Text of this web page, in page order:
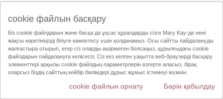
cookie файлын басқару
Біз cookie файлдарын және басқа да ұқсас құралдарды сізге Mary Kay-де нені
жақсы көретініңізді білуге көмектесу үшін қолданамыз. Осы сайтты пайдалануды
жалғастыра отырып, егер сіз оларды өшірмеген болсаңыз, құрылғыдағы cookie
файлдарын пайдалануға келісесіз. Сіз кез келген уақытта веб-браузерді басқару
элементтері арқылы cookie файлдың параметрлерін өзгерте аласыз, бірақ
оларсыз біздің сайттың кейбір бөлімдері дұрыс жұмыс істемеуі мүмкін.
Бәрін қабылдау
cookie файлын орнату